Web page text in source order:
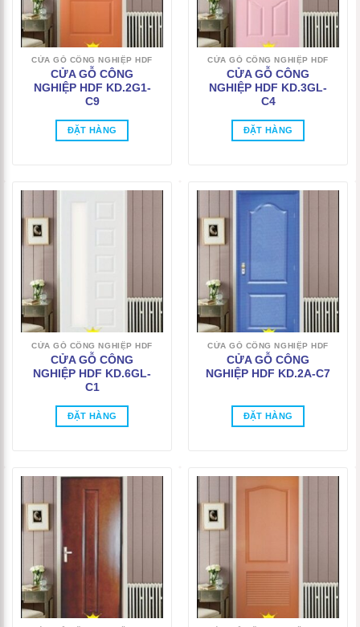
CỬA GỖ CÔNG NGHIỆP HDF
CỬA GỖ CÔNG
NGHIỆP HDF KD.2G1-
C9
ĐẶT HÀNG
CỬA GỖ CÔNG NGHIỆP HDF
CỬA GỖ CÔNG
NGHIỆP HDF KD.3GL-
C4
ĐẶT HÀNG
CỬA GỖ CÔNG NGHIỆP HDF
CỬA GỖ CÔNG
NGHIỆP HDF KD.6GL-
C1
ĐẶT HÀNG
CỬA GỖ CÔNG NGHIỆP HDF
CỬA GỖ CÔNG
NGHIỆP HDF KD.2A-C7
ĐẶT HÀNG